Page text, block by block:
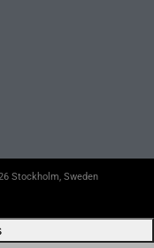
Stockholm, Sweden